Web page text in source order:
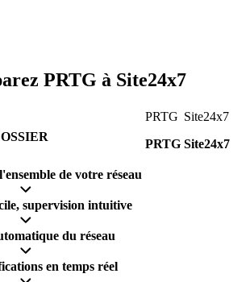
PRTG à Site24x7
PRTG
PRTG
Site24x7
Site24x7
de votre réseau
supervision intuitive
du réseau
en temps réel